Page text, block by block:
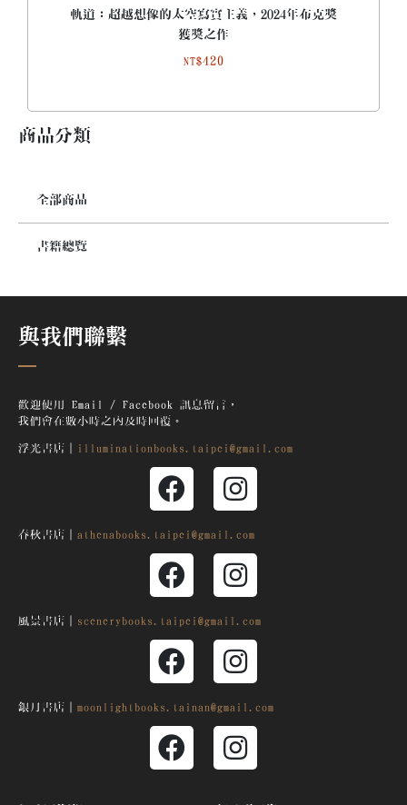
商品分類
全部商品
書籍總覽
軌道：超越想像的太空寫實主義，2024年布克獎
獲獎之作
NT$420
與我們聯繫
歡迎使用 Email / Facebook 訊息留言，
我們會在數小時之內及時回覆。
浮光書店｜ illuminationbooks.taipei@gmail.com
春秋書店｜ athenabooks.taipei@gmail.com
風景書店｜ scenerybooks.taipei@gmail.com
銀月 書店｜ moonlightbooks.tainan@gmail.com